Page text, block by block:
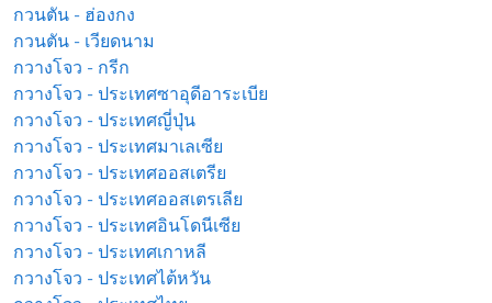
กวนตัน - ฮ่องกง
กวนตัน - เวียดนาม
กวางโจว - กรีก
กวางโจว - ประเทศซาอุดีอาระเบีย
กวางโจว - ประเทศญี่ปุ่น
กวางโจว - ประเทศมาเลเซีย
กวางโจว - ประเทศออสเตรีย
กวางโจว - ประเทศออสเตรเลีย
กวางโจว - ประเทศอินโดนีเซีย
กวางโจว - ประเทศเกาหลี
กวางโจว - ประเทศไต้หวัน